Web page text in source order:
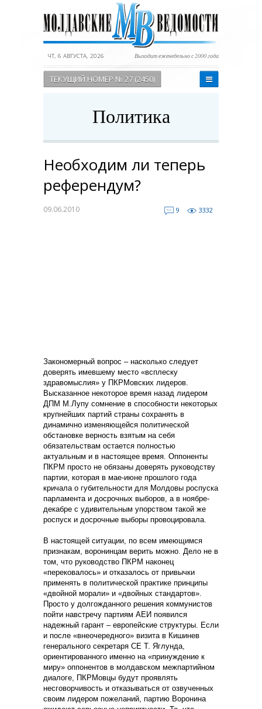
ЧТ, 6 АВГУСТА, 2026 Выходит еженедельно с 2000 года
ТЕКУЩИЙ НОМЕР № 27 (2450)
Политика
Необходим ли теперь
референдум?
09.06.2010 9 3332
Закономерный вопрос – насколько следует
доверять имевшему место «всплеску
здравомыслия» у ПКРМовских лидеров.
Высказанное некоторое время назад лидером
ДПМ М.Лупу сомнение в способности некоторых
крупнейших партий страны сохранять в
динамично изменяющейся политической
обстановке верность взятым на себя
обязательствам остается полностью
актуальным и в настоящее время. Оппоненты
ПКРМ просто не обязаны доверять руководству
партии, которая в мае-июне прошлого года
кричала о губительности для Молдовы роспуска
парламента и досрочных выборов, а в ноябре-
декабре с удивительным упорством такой же
роспуск и досрочные выборы провоцировала.
В настоящей ситуации, по всем имеющимся
признакам, воронинцам верить можно. Дело не в
том, что руководство ПКРМ наконец
«перековалось» и отказалось от привычки
применять в политической практике принципы
«двойной морали» и «двойных стандартов».
Просто у долгожданного решения коммунистов
пойти навстречу партиям АЕИ появился
надежный гарант – европейские структуры. Если
и после «внеочередного» визита в Кишинев
генерального секретаря СЕ Т. Яглунда,
ориентированного именно на «принуждение к
миру» оппонентов в молдавском межпартийном
диалоге, ПКРМовцы будут проявлять
несговорчивость и отказываться от озвученных
своим лидером пожеланий, партию Воронина